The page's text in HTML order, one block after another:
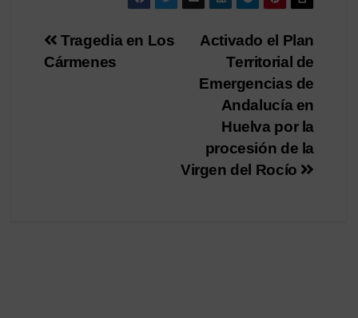
Navegación
Activado el Plan
Territorial de
Emergencias de
Andalucía en
Huelva por la
procesión de la
Virgen del Rocío
Tragedia en Los
Cármenes